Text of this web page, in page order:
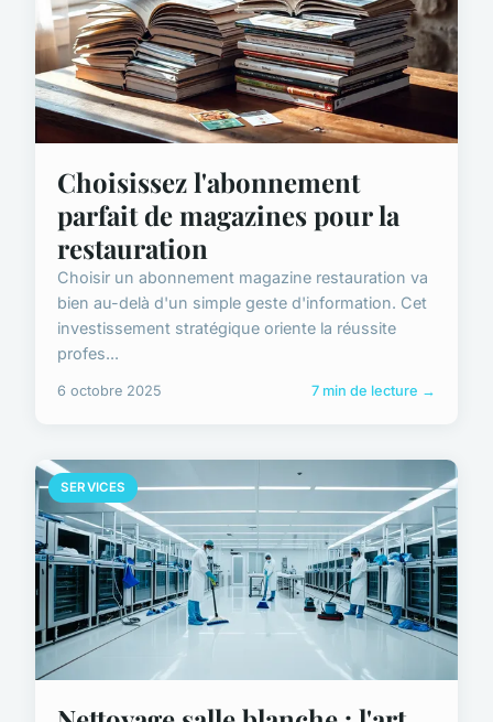
Choisissez l'abonnement
parfait de magazines pour la
restauration
Choisir un abonnement magazine restauration va
bien au-delà d'un simple geste d'information. Cet
investissement stratégique oriente la réussite
profes...
6 octobre 2025 7 min de lecture →
SERVICES